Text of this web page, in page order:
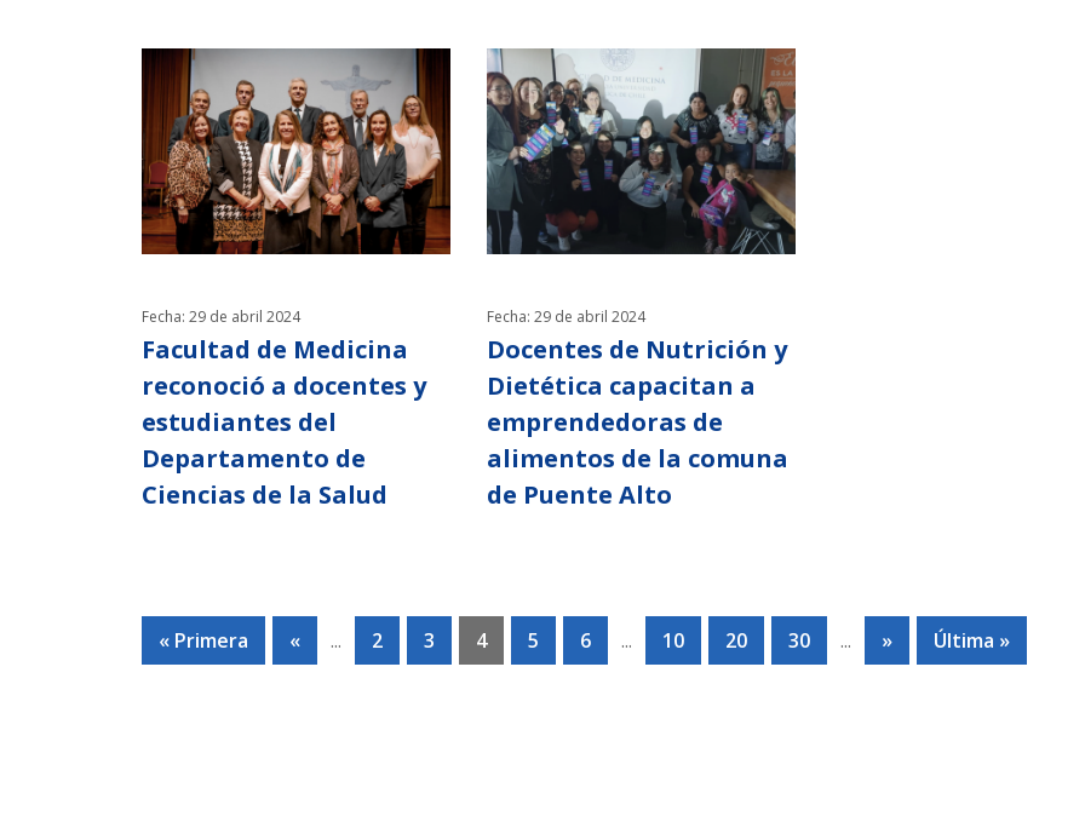
Fecha: 29 de abril 2024
Facultad de Medicina
reconoció a docentes y
estudiantes del
Departamento de
Ciencias de la Salud
Fecha: 29 de abril 2024
Docentes de Nutrición y
Dietética capacitan a
emprendedoras de
alimentos de la comuna
de Puente Alto
« Primera « ... 2 3 4 5 6 ... 10 20 30 ... » Última »